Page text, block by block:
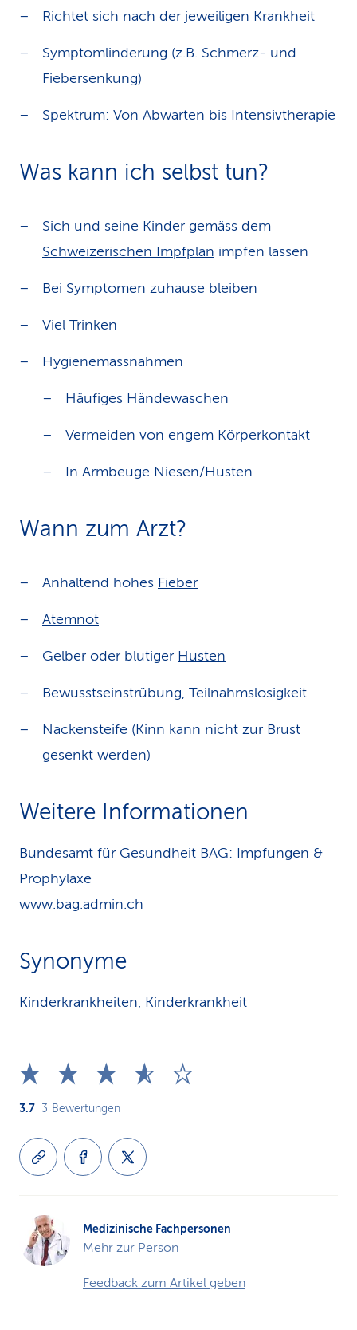
Richtet sich nach der jeweiligen Krankheit
Symptomlinderung (z.B. Schmerz- und
Fiebersenkung)
Spektrum: Von Abwarten bis Intensivtherapie
Was kann ich selbst tun?
Sich und seine Kinder gemäss dem
Schweizerischen Impfplan impfen lassen
Bei Symptomen zuhause bleiben
Viel Trinken
Hygienemassnahmen
Häufiges Händewaschen
Vermeiden von engem Körperkontakt
In Armbeuge Niesen/Husten
Wann zum Arzt?
Anhaltend hohes Fieber
Atemnot
Gelber oder blutiger Husten
Bewusstseinstrübung, Teilnahmslosigkeit
Nackensteife (Kinn kann nicht zur Brust
gesenkt werden)
Weitere Informationen
Bundesamt für Gesundheit BAG: Impfungen &
Prophylaxe
www.bag.admin.ch
Synonyme
Kinderkrankheiten, Kinderkrankheit
3.7 3 Bewertungen
Medizinische Fachpersonen
Mehr zur Person
Feedback zum Artikel geben